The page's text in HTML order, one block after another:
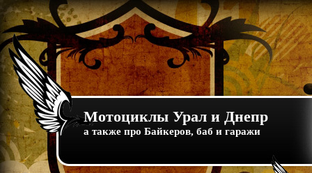
Мотоциклы Урал и Днепр
а также про Байкеров, баб и гаражи